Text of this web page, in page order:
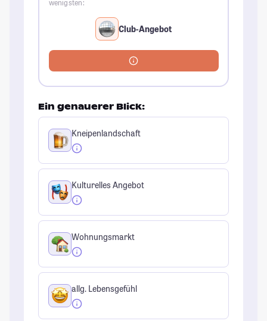
wenigsten:
Club-Angebot
Ein genauerer Blick:
Kneipenlandschaft
Kulturelles Angebot
Wohnungsmarkt
allg. Lebensgefühl